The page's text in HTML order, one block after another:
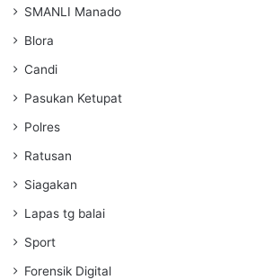
SMANLI Manado
Blora
Candi
Pasukan Ketupat
Polres
Ratusan
Siagakan
Lapas tg balai
Sport
Forensik Digital